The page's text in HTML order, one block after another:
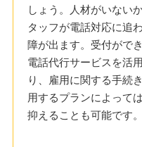
しょう。人材がいない
タッフが電話対応に追
障が出ます。受付がで
電話代行サービスを活
り、雇用に関する手続
用するプランによって
抑えることも可能です。